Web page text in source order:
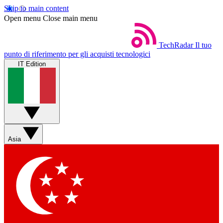
Skip to main content
Open menu Close main menu
TechRadar Il tuo
punto di riferimento per gli acquisti tecnologici
IT Edition
Asia